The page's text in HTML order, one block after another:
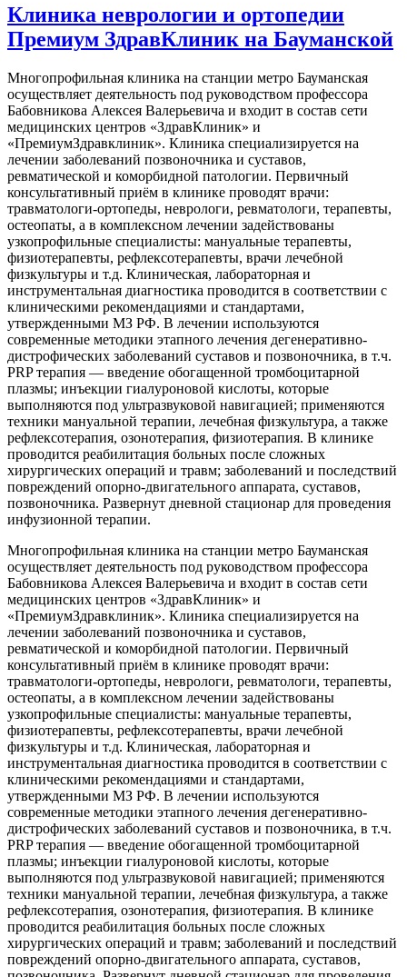
Клиника неврологии и ортопедии
Премиум ЗдравКлиник на Бауманской
Многопрофильная клиника на станции метро Бауманская
осуществляет деятельность под руководством профессора
Бабовникова Алексея Валерьевича и входит в состав сети
медицинских центров «ЗдравКлиник» и
«ПремиумЗдравклиник». Клиника специализируется на
лечении заболеваний позвоночника и суставов,
ревматической и коморбидной патологии. Первичный
консультативный приём в клинике проводят врачи:
травматологи-ортопеды, неврологи, ревматологи, терапевты,
остеопаты, а в комплексном лечении задействованы
узкопрофильные специалисты: мануальные терапевты,
физиотерапевты, рефлексотерапевты, врачи лечебной
физкультуры и т.д. Клиническая, лабораторная и
инструментальная диагностика проводится в соответствии с
клиническими рекомендациями и стандартами,
утвержденными МЗ РФ. В лечении используются
современные методики этапного лечения дегенеративно-
дистрофических заболеваний суставов и позвоночника, в т.ч.
PRP терапия — введение обогащенной тромбоцитарной
плазмы; инъекции гиалуроновой кислоты, которые
выполняются под ультразвуковой навигацией; применяются
техники мануальной терапии, лечебная физкультура, а также
рефлексотерапия, озонотерапия, физиотерапия. В клинике
проводится реабилитация больных после сложных
хирургических операций и травм; заболеваний и последствий
повреждений опорно-двигательного аппарата, суставов,
позвоночника. Развернут дневной стационар для проведения
инфузионной терапии.
Многопрофильная клиника на станции метро Бауманская
осуществляет деятельность под руководством профессора
Бабовникова Алексея Валерьевича и входит в состав сети
медицинских центров «ЗдравКлиник» и
«ПремиумЗдравклиник». Клиника специализируется на
лечении заболеваний позвоночника и суставов,
ревматической и коморбидной патологии. Первичный
консультативный приём в клинике проводят врачи:
травматологи-ортопеды, неврологи, ревматологи, терапевты,
остеопаты, а в комплексном лечении задействованы
узкопрофильные специалисты: мануальные терапевты,
физиотерапевты, рефлексотерапевты, врачи лечебной
физкультуры и т.д. Клиническая, лабораторная и
инструментальная диагностика проводится в соответствии с
клиническими рекомендациями и стандартами,
утвержденными МЗ РФ. В лечении используются
современные методики этапного лечения дегенеративно-
дистрофических заболеваний суставов и позвоночника, в т.ч.
PRP терапия — введение обогащенной тромбоцитарной
плазмы; инъекции гиалуроновой кислоты, которые
выполняются под ультразвуковой навигацией; применяются
техники мануальной терапии, лечебная физкультура, а также
рефлексотерапия, озонотерапия, физиотерапия. В клинике
проводится реабилитация больных после сложных
хирургических операций и травм; заболеваний и последствий
повреждений опорно-двигательного аппарата, суставов,